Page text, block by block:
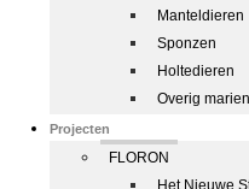
Manteldieren
Sponzen
Holtedieren
Overig marien
Projecten
FLORON
Het Nieuwe